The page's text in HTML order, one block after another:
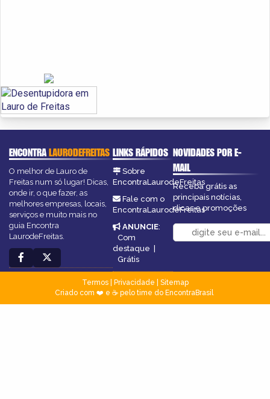
ENCONTRALAURODEFREITAS
O melhor de Lauro de
Freitas num só lugar! Dicas,
onde ir, o que fazer, as
melhores empresas, locais,
serviços e muito mais no
guia Encontra
LaurodeFreitas.
LINKS RÁPIDOS
Sobre
EncontraLaurodeFreitas
Fale com o
EncontraLaurodeFreitas
ANUNCIE:
Com
destaque |
Grátis
NOVIDADES POR E-
MAIL
Receba grátis as
principais notícias,
dicas e promoções
Termos| Privacidade
Sitemap
Criado com ❤️ e ☕ pelo time do EncontraBrasil